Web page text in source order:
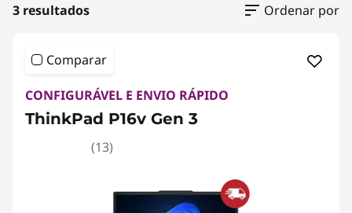
3 resultados Ordenar por
Comparar
CONFIGURÁVEL E ENVIO RÁPIDO
ThinkPad P16v Gen 3
(13)